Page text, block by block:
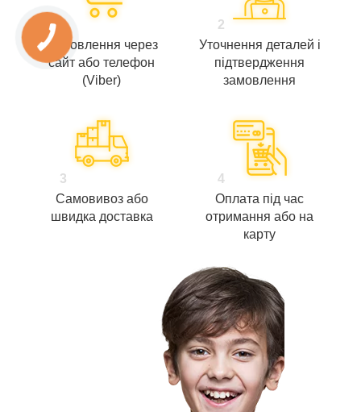
1
Замовлення через
сайт або телефон
(Viber)
2
Уточнення деталей і
підтвердження
замовлення
3
Самовивоз або
швидка доставка
4
Оплата під час
отримання або на
карту